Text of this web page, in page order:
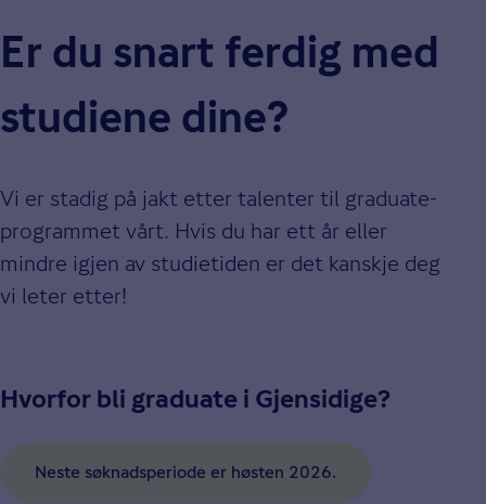
Er du snart ferdig med
studiene dine?
Vi er stadig på jakt etter talenter til graduate-
programmet vårt. Hvis du har ett år eller
mindre igjen av studietiden er det kanskje deg
vi leter etter!
Hvorfor bli graduate i Gjensidige?
Neste søknadsperiode er høsten 2026.